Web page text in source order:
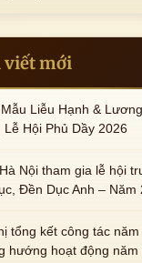
viết mới
Liễu Hạnh &
Lễ Hội Phủ Dầy 2026
Nội tham gia lễ hội
Đền Dục Anh –
Uyển và 2 em trai :
tổng kết công tác
hướng hoạt động năm